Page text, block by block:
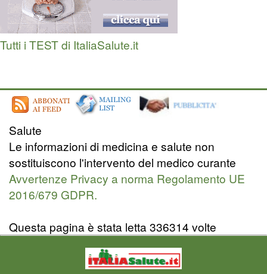
Tutti i TEST di ItaliaSalute.it
Salute
Le informazioni di medicina e salute non
sostituiscono l'intervento del medico curante
Avvertenze Privacy a norma Regolamento UE
2016/679 GDPR.
Questa pagina è stata letta 336314 volte